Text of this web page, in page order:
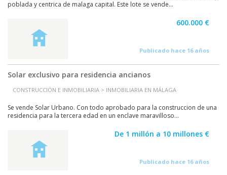
poblada y centrica de malaga capital. Este lote se vende...
600.000 €
Publicado hace 16 años
Solar exclusivo para residencia ancianos
CONSTRUCCIÓN E INMOBILIARIA > INMOBILIARIA EN MÁLAGA
Se vende Solar Urbano. Con todo aprobado para la construccion de una
residencia para la tercera edad en un enclave maravilloso...
De 1 millón a 10 millones €
Publicado hace 16 años